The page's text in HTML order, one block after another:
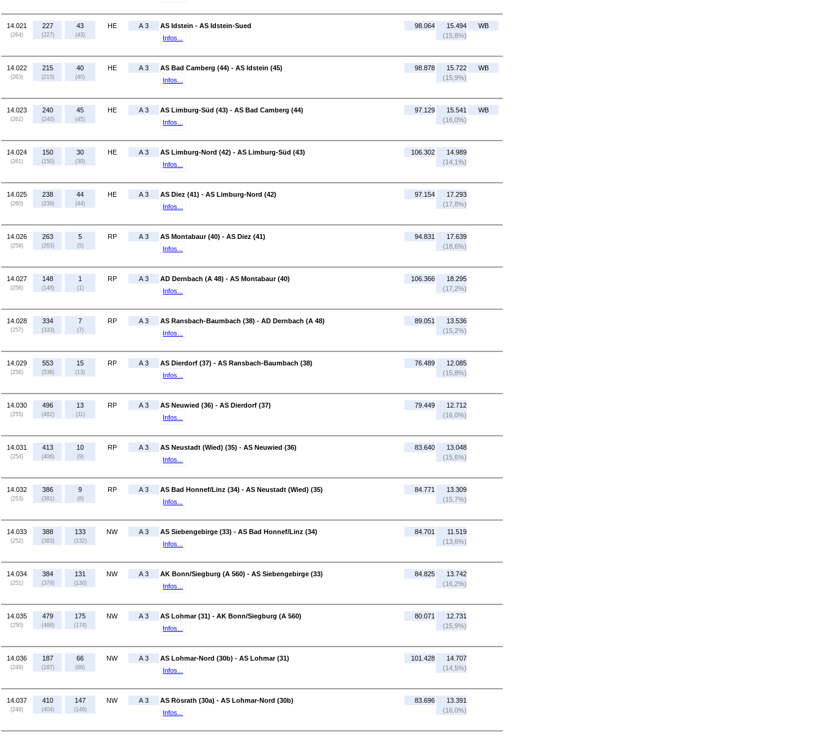
14.021
(264)
227
(227)
43
(43)
HE A 3
AS Idstein - AS Idstein-Sued
Infos...
98.064
15.494
(15,8%)
WB
14.022
(263)
215
(215)
40
(40)
HE A 3
AS Bad Camberg (44) - AS Idstein (45)
Infos...
98.878
15.722
(15,9%)
WB
14.023
(262)
240
(240)
45
(45)
HE A 3
AS Limburg-Süd (43) - AS Bad Camberg (44)
Infos...
97.129
15.541
(16,0%)
WB
14.024
(261)
150
(150)
30
(30)
HE A 3
AS Limburg-Nord (42) - AS Limburg-Süd (43)
Infos...
106.302
14.989
(14,1%)
14.025
(260)
238
(238)
44
(44)
HE A 3
AS Diez (41) - AS Limburg-Nord (42)
Infos...
97.154
17.293
(17,8%)
14.026
(259)
263
(263)
5
(5)
RP A 3
AS Montabaur (40) - AS Diez (41)
Infos...
94.831
17.639
(18,6%)
14.027
(258)
148
(148)
1
(1)
RP A 3
AD Dernbach (A 48) - AS Montabaur (40)
Infos...
106.366
18.295
(17,2%)
14.028
(257)
334
(333)
7
(7)
RP A 3
AS Ransbach-Baumbach (38) - AD Dernbach (A 48)
Infos...
89.051
13.536
(15,2%)
14.029
(256)
553
(536)
15
(13)
RP A 3
AS Dierdorf (37) - AS Ransbach-Baumbach (38)
Infos...
76.489
12.085
(15,8%)
14.030
(255)
496
(482)
13
(11)
RP A 3
AS Neuwied (36) - AS Dierdorf (37)
Infos...
79.449
12.712
(16,0%)
14.031
(254)
413
(406)
10
(9)
RP A 3
AS Neustadt (Wied) (35) - AS Neuwied (36)
Infos...
83.640
13.048
(15,6%)
14.032
(253)
386
(381)
9
(8)
RP A 3
AS Bad Honnef/Linz (34) - AS Neustadt (Wied) (35)
Infos...
84.771
13.309
(15,7%)
14.033
(252)
388
(383)
133
(132)
NW A 3
AS Siebengebirge (33) - AS Bad Honnef/Linz (34)
Infos...
84.701
11.519
(13,6%)
14.034
(251)
384
(379)
131
(130)
NW A 3
AK Bonn/Siegburg (A 560) - AS Siebengebirge (33)
Infos...
84.825
13.742
(16,2%)
14.035
(250)
479
(468)
175
(174)
NW A 3
AS Lohmar (31) - AK Bonn/Siegburg (A 560)
Infos...
80.071
12.731
(15,9%)
14.036
(249)
187
(187)
66
(66)
NW A 3
AS Lohmar-Nord (30b) - AS Lohmar (31)
Infos...
101.428
14.707
(14,5%)
14.037
(248)
410
(404)
147
(146)
NW A 3
AS Rösrath (30a) - AS Lohmar-Nord (30b)
Infos...
83.696
13.391
(16,0%)